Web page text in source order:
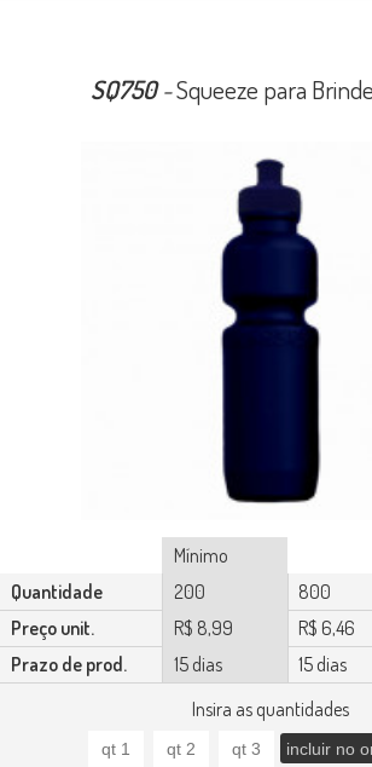
Insira as quantidades
SQ750-Squeeze para
Mínimo
Quantidade
200 800
Preço unit.
R$ 8,99 R$ 6,46
Prazo de prod.
15 dias 15 dias